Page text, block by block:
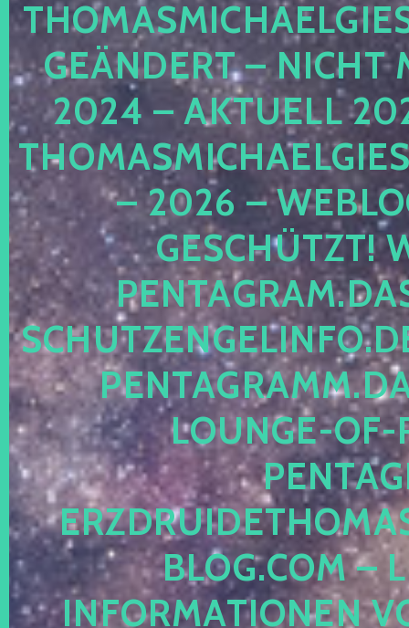
GEÄNDERT – NICHT
2024 – AKTUELL
– 2026 –
ESCHÜTZT!
OUNGE-OF-
LOG.COM –
NFORMATIONEN